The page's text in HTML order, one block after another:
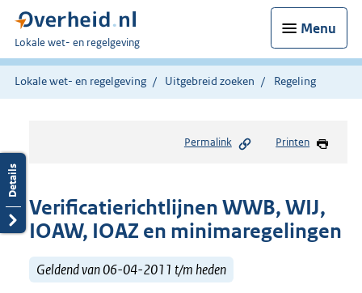
Menu
U
bent
hier:
Lokale wet- en regelgeving
Lokale wet- en regelgeving Uitgebreid zoeken Regeling
Permalink Printen
Verificatierichtlijnen WWB, WIJ,
IOAW, IOAZ en minimaregelingen
Geldend van 06-04-2011 t/m heden